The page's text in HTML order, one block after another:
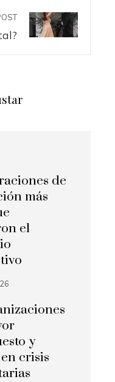
de
más
el
y
crisis